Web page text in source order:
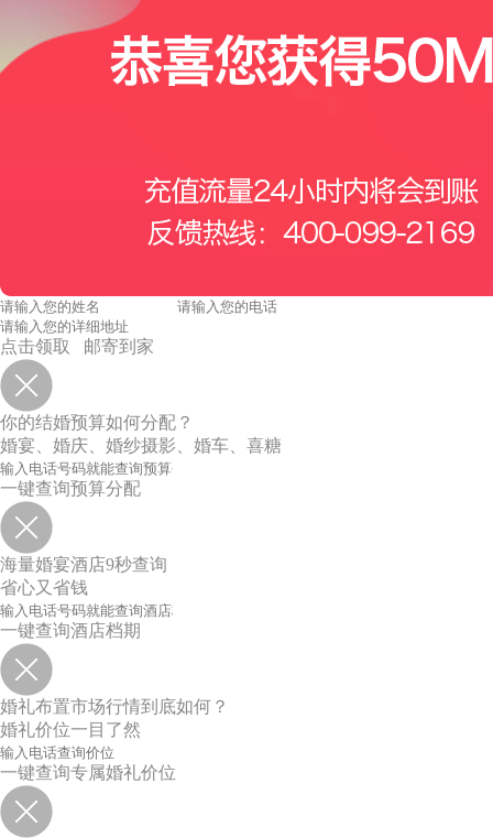
点击领取 邮寄到家
你的结婚预算如何分配？
婚宴、婚庆、婚纱摄影、婚车、喜糖
一键查询预算分配
海量婚宴酒店9秒查询
省心又省钱
一键查询酒店档期
婚礼布置市场行情到底如何？
婚礼价位一目了然
一键查询专属婚礼价位